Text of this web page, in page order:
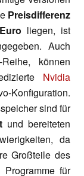
Preisdifferenz
liegen, ist
Auch
können
Nvidia
Konfiguration.
sind für
und bereiteten
da
Großteile des
für